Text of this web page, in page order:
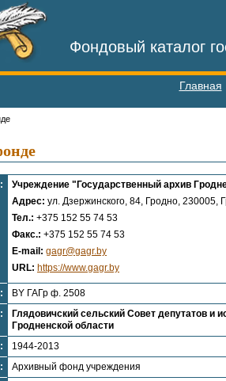
Фондовый каталог
Главная
Учреждение "Государственный архив
Адрес: ул. Дзержинского, 84, Гродно, 230005,
Тел.: +375 152 55 74 53
Факс.: +375 152 55 74 53
E-mail: gagr@gagr.by
URL: https://www.gagr.by
BY ГАГр ф. 2508
Глядовичский сельский Совет депутатов и
Гродненской области
1944-2013
Архивный фонд учреждения